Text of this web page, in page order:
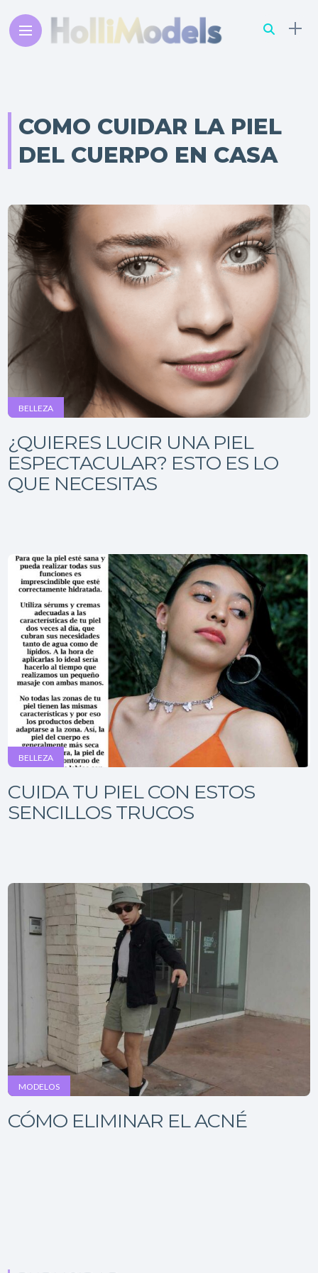
COMO CUIDAR LA PIEL
DEL CUERPO EN CASA
BELLEZA
¿QUIERES LUCIR UNA PIEL
ESPECTACULAR? ESTO ES LO
QUE NECESITAS
BELLEZA
CUIDA TU PIEL CON ESTOS
SENCILLOS TRUCOS
MODELOS
CÓMO ELIMINAR EL ACNÉ